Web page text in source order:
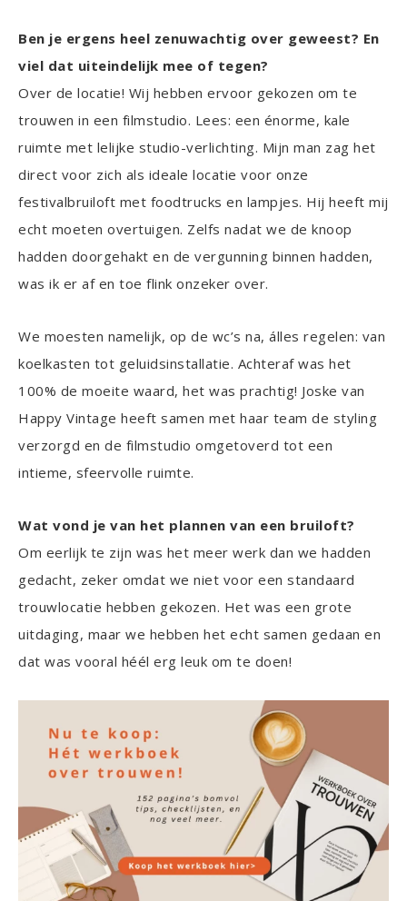
Ben je ergens heel zenuwachtig over geweest? En
viel dat uiteindelijk mee of tegen?
Over de locatie! Wij hebben ervoor gekozen om te
trouwen in een filmstudio. Lees: een énorme, kale
ruimte met lelijke studio-verlichting. Mijn man zag het
direct voor zich als ideale locatie voor onze
festivalbruiloft met foodtrucks en lampjes. Hij heeft mij
echt moeten overtuigen. Zelfs nadat we de knoop
hadden doorgehakt en de vergunning binnen hadden,
was ik er af en toe flink onzeker over.
We moesten namelijk, op de wc’s na, álles regelen: van
koelkasten tot geluidsinstallatie. Achteraf was het
100% de moeite waard, het was prachtig! Joske van
Happy Vintage heeft samen met haar team de styling
verzorgd en de filmstudio omgetoverd tot een
intieme, sfeervolle ruimte.
Wat vond je van het plannen van een bruiloft?
Om eerlijk te zijn was het meer werk dan we hadden
gedacht, zeker omdat we niet voor een standaard
trouwlocatie hebben gekozen. Het was een grote
uitdaging, maar we hebben het echt samen gedaan en
dat was vooral héél erg leuk om te doen!